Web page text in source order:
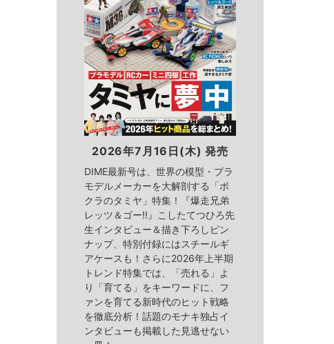
2026年7月16日(木) 発売
DIME最新号は、世界の模型・プラ
モデルメーカーを大解剖する「ボ
クラのタミヤ」特集！『爆走兄弟
レッツ＆ゴー!!』こしたてつひろ先
生インタビュー＆描き下ろしピン
ナップ、特別付録にはスチールギ
アケースも！さらに2026年上半期
トレンド特集では、「売れる」よ
り「育てる」をキーワードに、フ
ァンを育てる新時代のヒット戦略
を徹底分析！話題のモナキ独占イ
ンタビューも掲載した見逃せない